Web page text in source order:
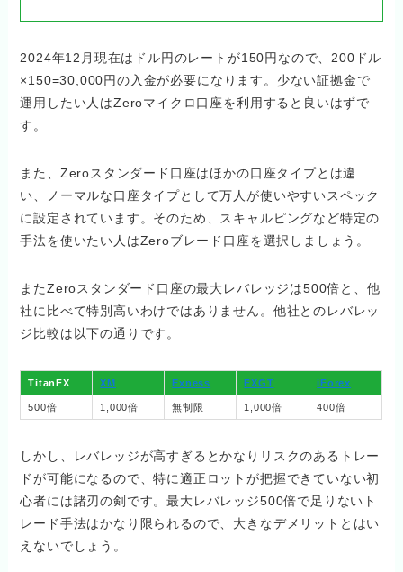
2024年12月現在はドル円のレートが150円なので、200ドル
×150=30,000円の入金が必要になります。少ない証拠金で
運用したい人はZeroマイクロ口座を利用すると良いはずで
す。
また、Zeroスタンダード口座はほかの口座タイプとは違
い、ノーマルな口座タイプとして万人が使いやすいスペック
に設定されています。そのため、スキャルピングなど特定の
手法を使いたい人はZeroブレード口座を選択しましょう。
またZeroスタンダード口座の最大レバレッジは500倍と、他
社に比べて特別高いわけではありません。他社とのレバレッ
ジ比較は以下の通りです。
TitanFX XM Exness FXGT iForex
500倍 1,000倍 無制限 1,000倍 400倍
しかし、レバレッジが高すぎるとかなりリスクのあるトレー
ドが可能になるので、特に適正ロットが把握できていない初
心者には諸刃の剣です。最大レバレッジ500倍で足りないト
レード手法はかなり限られるので、大きなデメリットとはい
えないでしょう。